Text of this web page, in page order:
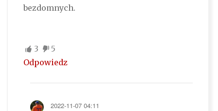
bezdomnych.
3
5
Odpowiedz
2022-11-07 04:11